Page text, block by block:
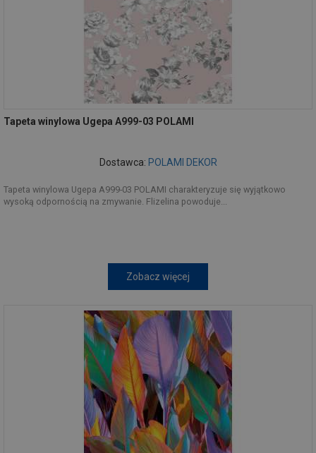
Tapeta winylowa Ugepa A999-03 POLAMI
Dostawca: POLAMI DEKOR
Tapeta winylowa Ugepa A999-03 POLAMI charakteryzuje się wyjątkowo
wysoką odpornością na zmywanie. Flizelina powoduje...
Zobacz więcej